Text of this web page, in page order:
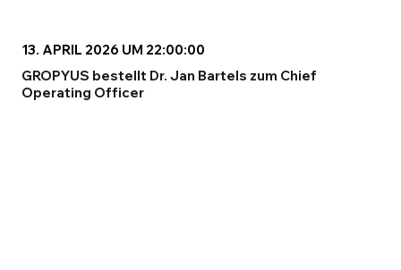
13. APRIL 2026 UM 22:00:00
GROPYUS bestellt Dr. Jan Bartels zum Chief
Operating Officer